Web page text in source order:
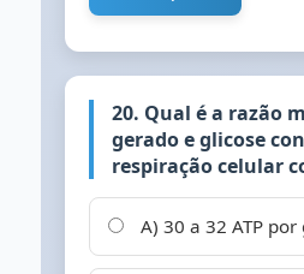
20. Qual é a razão
gerado e glicose
respiração celular
A) 30 a 32 ATP por